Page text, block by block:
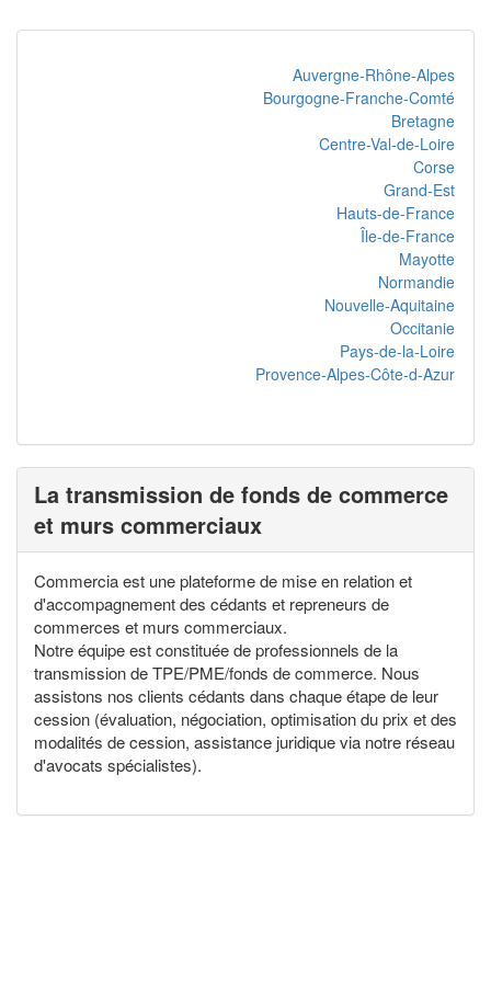
Auvergne-Rhône-Alpes
Bourgogne-Franche-Comté
Bretagne
Centre-Val-de-Loire
Corse
Grand-Est
Hauts-de-France
Île-de-France
Mayotte
Normandie
Nouvelle-Aquitaine
Occitanie
Pays-de-la-Loire
Provence-Alpes-Côte-d-Azur
La transmission de fonds de commerce
et murs commerciaux
Commercia est une plateforme de mise en relation et
d'accompagnement des cédants et repreneurs de
commerces et murs commerciaux.
Notre équipe est constituée de professionnels de la
transmission de TPE/PME/fonds de commerce. Nous
assistons nos clients cédants dans chaque étape de leur
cession (évaluation, négociation, optimisation du prix et des
modalités de cession, assistance juridique via notre réseau
d'avocats spécialistes).